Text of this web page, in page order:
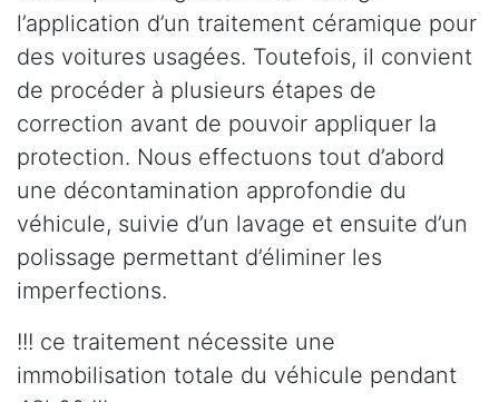
l’application d’un traitement céramique pour
des voitures usagées. Toutefois, il convient
de procéder à plusieurs étapes de
correction avant de pouvoir appliquer la
protection. Nous effectuons tout d’abord
une décontamination approfondie du
véhicule, suivie d’un lavage et ensuite d’un
polissage permettant d’éliminer les
imperfections.
!!! ce traitement nécessite une
immobilisation totale du véhicule pendant